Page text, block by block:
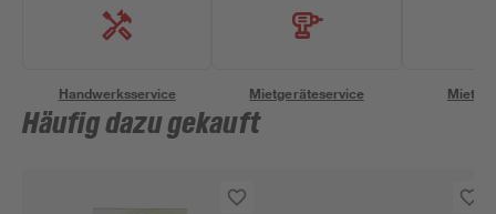
Handwerksservice Mietgeräteservice
Häufig dazu gekauft